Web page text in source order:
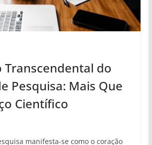
Transcendental do
Pesquisa: Mais Que
Científico
manifesta-se como o coração